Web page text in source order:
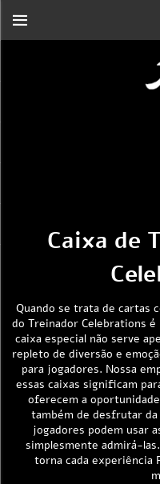
Caixa de
Quando se trata de cartas
do Treinador Celebrations
caixa especial não serve
repleto de diversão e
para jogadores. Nossa
essas caixas significam
oferecem a
também de desfrutar da
jogadores podem usar
simplesmente admirá-
torna cada experiência